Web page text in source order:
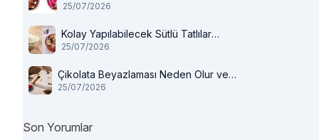
25/07/2026
Kolay Yapılabilecek Sütlü Tatlılar
Nelerdir?
25/07/2026
Çikolata Beyazlaması Neden Olur ve
Tüketilir mi?
25/07/2026
Son Yorumlar